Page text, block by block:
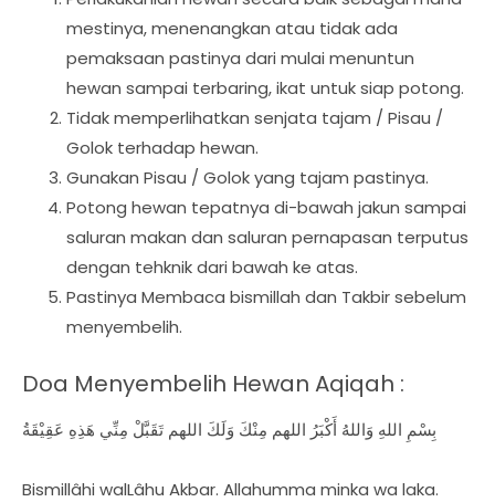
mestinya, menenangkan atau tidak ada
pemaksaan pastinya dari mulai menuntun
hewan sampai terbaring, ikat untuk siap potong.
Tidak memperlihatkan senjata tajam / Pisau /
Golok terhadap hewan.
Gunakan Pisau / Golok yang tajam pastinya.
Potong hewan tepatnya di-bawah jakun sampai
saluran makan dan saluran pernapasan terputus
dengan tehknik dari bawah ke atas.
Pastinya Membaca bismillah dan Takbir sebelum
menyembelih.
Doa Menyembelih Hewan Aqiqah :
بِسْمِ اللهِ وَاللهُ أَكْبَرُ اللهم مِنْكَ وَلَكَ اللهم تَقَبَّلْ مِنِّي هَذِهِ عَقِيْقَةُ
Bismillâhi walLâhu Akbar. Allahumma minka wa laka.